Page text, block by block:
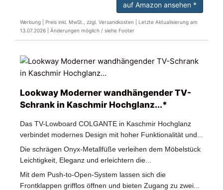
auf Amazon ansehen *
Werbung | Preis inkl. MwSt., zzgl. Versandkosten | Letzte Aktualisierung am
13.07.2026 | Änderungen möglich / siehe Footer
Lookway Moderner wandhängender TV-
Schrank in Kaschmir Hochglanz...*
Das TV-Lowboard COLGANTE in Kaschmir Hochglanz
verbindet modernes Design mit hoher Funktionalität und...
Die schrägen Onyx-Metallfüße verleihen dem Möbelstück
Leichtigkeit, Eleganz und erleichtern die...
Mit dem Push-to-Open-System lassen sich die
Frontklappen grifflos öffnen und bieten Zugang zu zwei...